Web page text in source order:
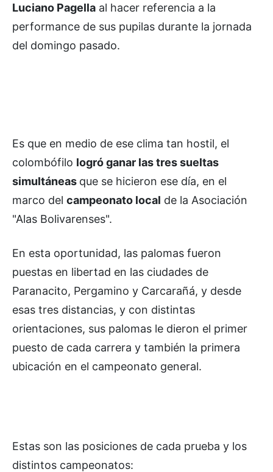
Luciano Pagella al hacer referencia a la
performance de sus pupilas durante la jornada
del domingo pasado.
Es que en medio de ese clima tan hostil, el
colombófilo logró ganar las tres sueltas
simultáneas que se hicieron ese día, en el
marco del campeonato local de la Asociación
"Alas Bolivarenses".
En esta oportunidad, las palomas fueron
puestas en libertad en las ciudades de
Paranacito, Pergamino y Carcarañá, y desde
esas tres distancias, y con distintas
orientaciones, sus palomas le dieron el primer
puesto de cada carrera y también la primera
ubicación en el campeonato general.
Estas son las posiciones de cada prueba y los
distintos campeonatos: